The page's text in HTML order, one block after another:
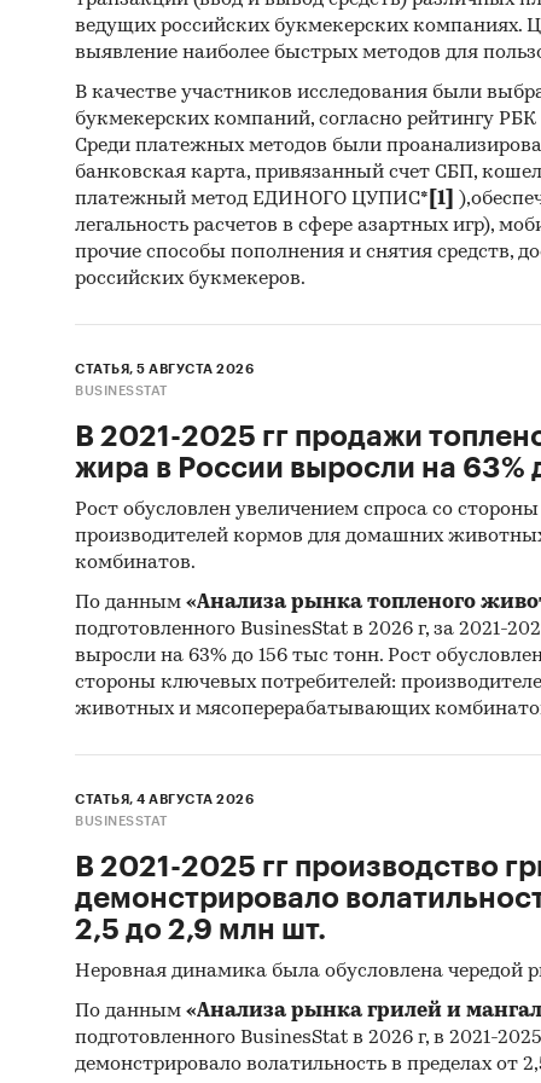
ведущих российских букмекерских компаниях.
выявление наиболее быстрых методов для
В качестве участников исследования были
букмекерских компаний, согласно рейтингу
Среди платежных методов были
банковская карта, привязанный счет СБП,
платежный метод ЕДИНОГО ЦУПИС* [1]
легальность расчетов в сфере азартных игр),
прочие способы пополнения и снятия средств,
российских букмекеров.
СТАТЬЯ, 5 АВГУСТА 2026
BUSINESSTAT
В 2021-2025 гг продажи
жира в России выросли на 63%
Рост обусловлен увеличением спроса со
производителей кормов для домашних
комбинатов.
По данным «Анализа рынка топленого
подготовленного BusinesStat в 2026 г, за 2021-
выросли на 63% до 156 тыс тонн. Рост
стороны ключевых потребителей:
животных и мясоперерабатывающих
СТАТЬЯ, 4 АВГУСТА 2026
BUSINESSTAT
В 2021-2025 гг производство
демонстрировало
2,5 до 2,9 млн шт.
Неровная динамика была обусловлена чередой
По данным «Анализа рынка грилей и
подготовленного BusinesStat в 2026 г, в 2021-
демонстрировало волатильность в пределах от